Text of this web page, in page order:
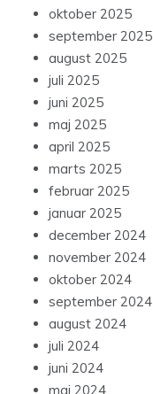
oktober 2025
september 2025
august 2025
juli 2025
juni 2025
maj 2025
april 2025
marts 2025
februar 2025
januar 2025
december 2024
november 2024
oktober 2024
september 2024
august 2024
juli 2024
juni 2024
maj 2024